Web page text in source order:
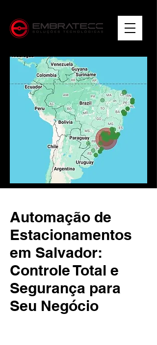
Automação de
Estacionamentos
em Salvador:
Controle Total e
Segurança para
Seu Negócio